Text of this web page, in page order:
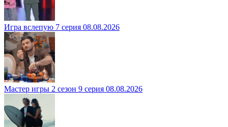
Игра вслепую 7 серия 08.08.2026
Мастер игры 2 сезон 9 серия 08.08.2026